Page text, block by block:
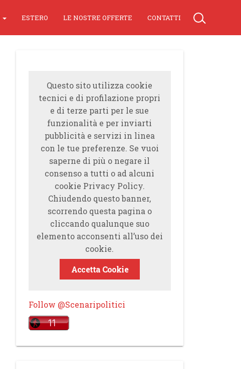
ESTERO LE NOSTRE OFFERTE CONTATTI
Questo sito utilizza cookie
tecnici e di profilazione propri
e di terze parti per le sue
funzionalità e per inviarti
pubblicità e servizi in linea
con le tue preferenze. Se vuoi
saperne di più o negare il
consenso a tutti o ad alcuni
cookie Privacy Policy.
Chiudendo questo banner,
scorrendo questa pagina o
cliccando qualunque suo
elemento acconsenti all’uso dei
cookie.
Accetta Cookie
Follow @Scenaripolitici